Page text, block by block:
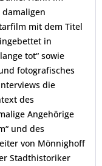
mit dem Titel
in
tot“ sowie
fotografisches
die
des
Angehörige
und des
von Mönnighoff
Stadthistoriker